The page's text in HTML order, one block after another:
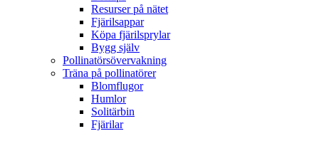
Resurser på nätet
Fjärilsappar
Köpa fjärilsprylar
Bygg själv
Pollinatörsövervakning
Träna på pollinatörer
Blomflugor
Humlor
Solitärbin
Fjärilar